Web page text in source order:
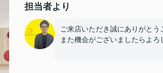
担当者より
ご来店いただき誠にありがとう
また機会がございましたらよろ